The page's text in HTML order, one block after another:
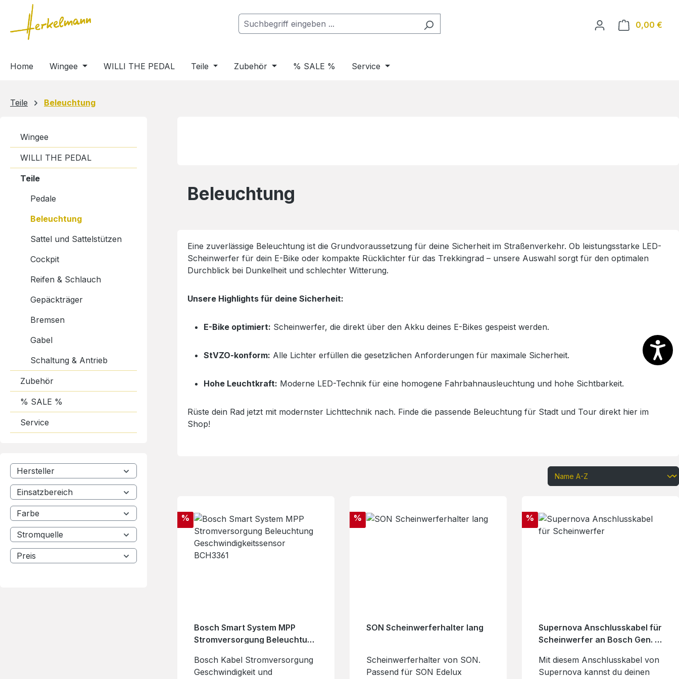
Hauptinhalt springen
Zur Suche springen
Zur Hauptnavigation springen
0,00 €
Home Wingee WILLI THE PEDAL Teile Zubehör % SALE % Service
Teile Beleuchtung
Wingee
WILLI THE PEDAL
Teile
Pedale
Beleuchtung
Sattel und Sattelstützen
Cockpit
Reifen & Schlauch
Gepäckträger
Bremsen
Gabel
Schaltung & Antrieb
Zubehör
% SALE %
Service
Hersteller
Einsatzbereich
Farbe
Stromquelle
Preis
Beleuchtung
Eine zuverlässige Beleuchtung ist die Grundvoraussetzung für deine Sicherheit im Straßenverkehr. Ob leistungsstarke LED-
Scheinwerfer für dein E-Bike oder kompakte Rücklichter für das Trekkingrad – unsere Auswahl sorgt für den optimalen
Durchblick bei Dunkelheit und schlechter Witterung.
Unsere Highlights für deine Sicherheit:
E-Bike optimiert: Scheinwerfer, die direkt über den Akku deines E-Bikes gespeist werden.
StVZO-konform: Alle Lichter erfüllen die gesetzlichen Anforderungen für maximale Sicherheit.
Hohe Leuchtkraft: Moderne LED-Technik für eine homogene Fahrbahnausleuchtung und hohe Sichtbarkeit.
Rüste dein Rad jetzt mit modernster Lichttechnik nach. Finde die passende Beleuchtung für Stadt und Tour direkt hier im
Shop!
Rabatt
%
Bosch Smart System MPP
Stromversorgung Beleuchtung
BCH3361
Bosch Kabel Stromversorgung
Geschwindigkeit und
Rabatt
%
SON Scheinwerferhalter lang
Scheinwerferhalter von SON.
Passend für SON Edelux
Rabatt
%
Supernova Anschlusskabel für
Scheinwerfer an Bosch Gen. 1-
Mit diesem Anschlusskabel von
Supernova kannst du deinen